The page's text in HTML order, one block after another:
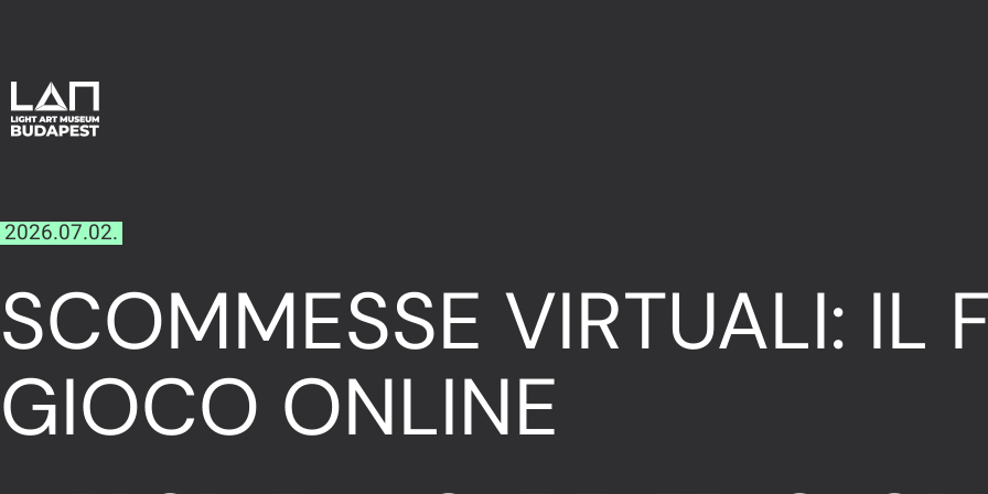
2026.07.02.
SCOMMESSE VIRTUALI: IL
GIOCO ONLINE